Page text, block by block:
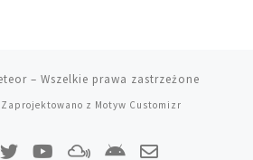
– Wszelkie prawa zastrzeżone
Zaprojektowano z Motyw Customizr